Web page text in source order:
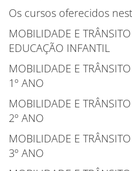
Os cursos oferecidos
MOBILIDADE E
EDUCAÇÃO INFANTIL
MOBILIDADE E
1º ANO
MOBILIDADE E
2º ANO
MOBILIDADE E
3º ANO